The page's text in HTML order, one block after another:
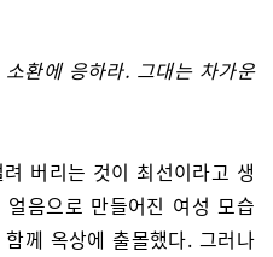
환에 응하라. 그대는 차가운
버리는 것이 최선이라고 생
음으로 만들어진 여성 모습
께 옥상에 출몰했다. 그러나